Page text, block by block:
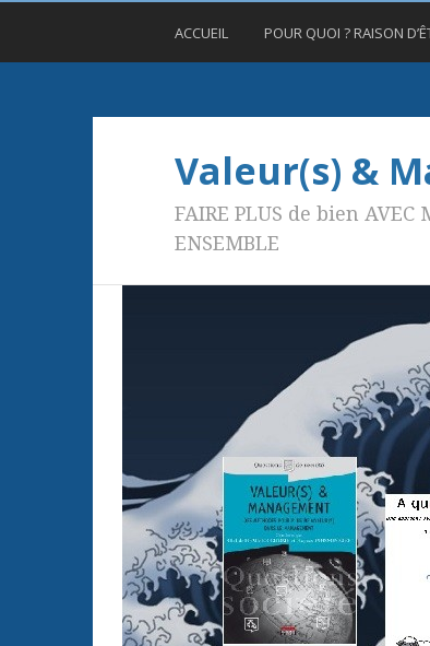
ACCUEIL POUR QUOI ? RAISON
Valeur(s) &
FAIRE PLUS de bien AVEC
ENSEMBLE